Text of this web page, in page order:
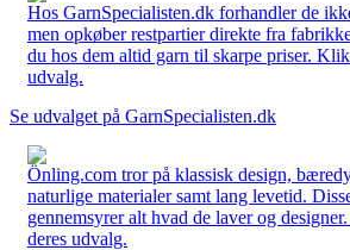
Hos GarnSpecialisten.dk forhandler de
men opkøber restpartier direkte fra
du hos dem altid garn til skarpe priser.
udvalg.
Se udvalget på GarnSpecialisten.dk
Önling.com tror på klassisk design,
naturlige materialer samt lang levetid.
gennemsyrer alt hvad de laver og
deres udvalg.